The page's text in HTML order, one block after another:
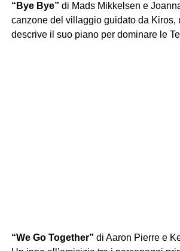
“Bye Bye” di Mads Mikkelsen e
canzone del villaggio guidato da Kiros,
descrive il suo piano per dominare le
“We Go Together” di Aaron Pierre e